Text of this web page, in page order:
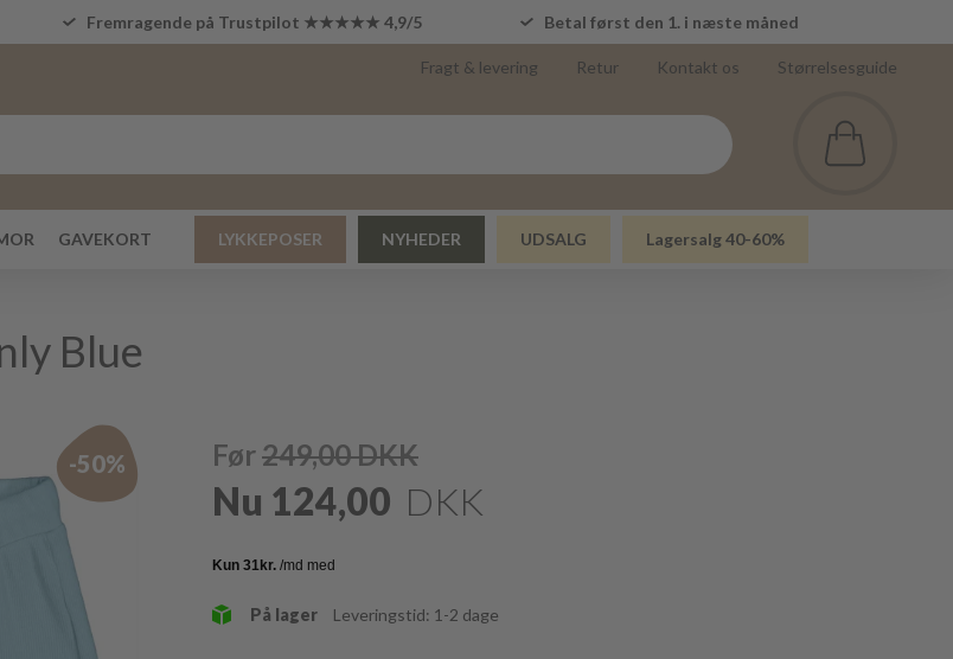
Fremragende på Trustpilot ★★★★★ 4,9/5 Betal først den 1. i næste måned
Fragt & levering Retur Kontakt os Størrelsesguide
GAVEKORT LYKKEPOSER NYHEDER UDSALG Lagersalg 40-60%
Blue
-50% Før249,00DKK
Nu 124,00 DKK
På lager Leveringstid: 1-2 dage